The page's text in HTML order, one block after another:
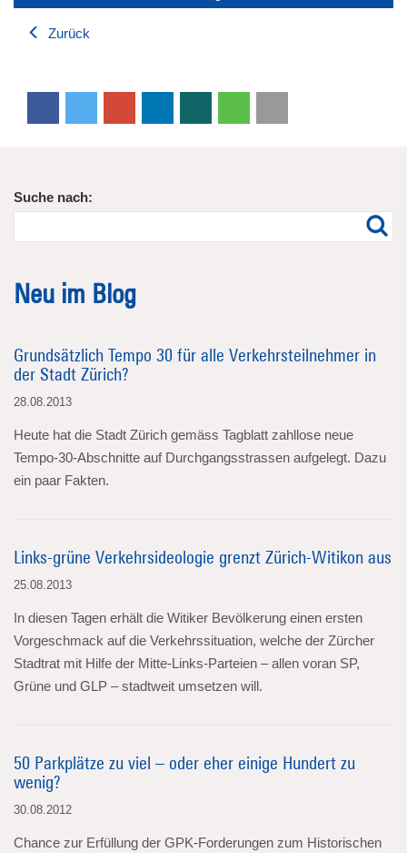
Zurück
Suche nach:
Neu im Blog
Grundsätzlich Tempo 30 für alle Verkehrsteilnehmer in
der Stadt Zürich?
28.08.2013
Heute hat die Stadt Zürich gemäss Tagblatt zahllose neue
Tempo-30-Abschnitte auf Durchgangsstrassen aufgelegt. Dazu
ein paar Fakten.
Links-grüne Verkehrsideologie grenzt Zürich-Witikon aus
25.08.2013
In diesen Tagen erhält die Witiker Bevölkerung einen ersten
Vorgeschmack auf die Verkehrssituation, welche der Zürcher
Stadtrat mit Hilfe der Mitte-Links-Parteien – allen voran SP,
Grüne und GLP – stadtweit umsetzen will.
50 Parkplätze zu viel – oder eher einige Hundert zu
wenig?
30.08.2012
Chance zur Erfüllung der GPK-Forderungen zum Historischen